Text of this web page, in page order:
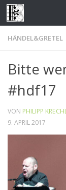
Zum Inhalt
HÄNDEL&GRETEL
Bitte
#hdf17
VON PHILIPP
9. APRIL 2017